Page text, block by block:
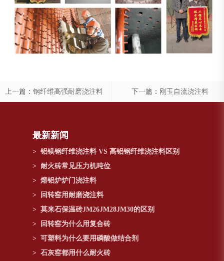
上一篇： 钢纤维高强耐磨浇注料 下一篇： 刚玉自流浇注料
最新新闻
> 铝镁钢纤维浇注料 VS 高铝钢纤维浇注料区别
> 耐火砖常见压力机吨位
> 熔铝炉炉门浇注料
>
回转窑用耐磨浇注料
> 莫来石保温砖JM26JM28JM30的区别
>
回转窑为什么用复合砖
> 可塑料为什么要用磷酸做结合剂
> 石灰窑都用什么耐火砖